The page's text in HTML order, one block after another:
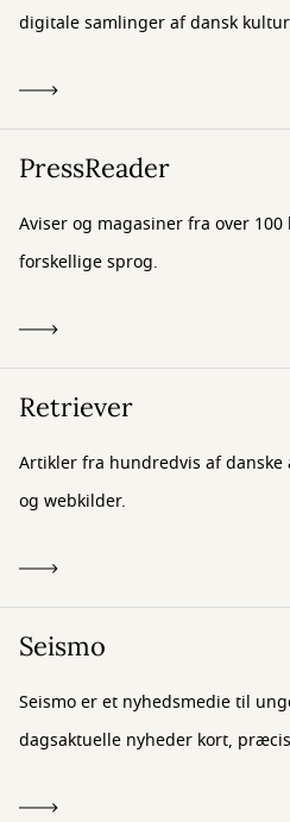
digitale samlinger af dansk
PressReader
Aviser og magasiner fra over
forskellige sprog.
Retriever
Artikler fra hundredvis af
og webkilder.
Seismo
Seismo er et nyhedsmedie til
dagsaktuelle nyheder kort,